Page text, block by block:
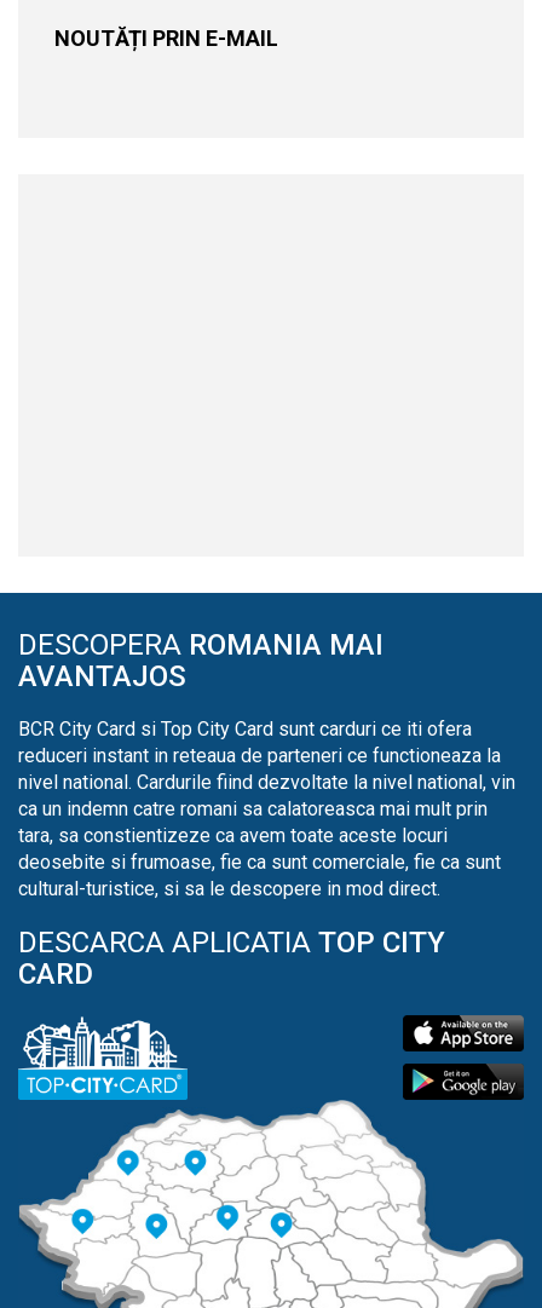
NOUTĂȚI PRIN E-MAIL
DESCOPERA ROMANIA MAI
AVANTAJOS
BCR City Card si Top City Card sunt carduri ce iti ofera
reduceri instant in reteaua de parteneri ce functioneaza la
nivel national. Cardurile fiind dezvoltate la nivel national, vin
ca un indemn catre romani sa calatoreasca mai mult prin
tara, sa constientizeze ca avem toate aceste locuri
deosebite si frumoase, fie ca sunt comerciale, fie ca sunt
cultural-turistice, si sa le descopere in mod direct.
DESCARCA APLICATIA TOP CITY
CARD